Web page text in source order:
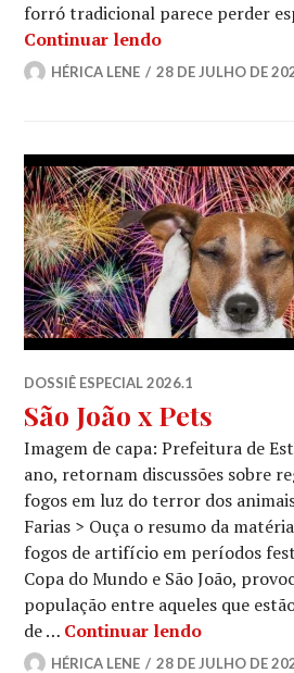
forró tradicional parece perder
Continuar lendoAinda é São
HÉRICA LENE 28 DE JULHO DE
DOSSIÊ ESPECIAL 2026.1
São João x Pets
Imagem de capa: Prefeitura de
ano, retornam discussões sobre
fogos em luz do terror dos
Farias > Ouça o resumo da
fogos de artifício em períodos
Copa do Mundo e São João,
população entre aqueles que
de … Continuar lendoSão João x
HÉRICA LENE 28 DE JULHO DE